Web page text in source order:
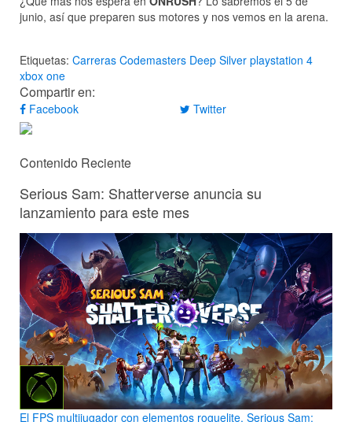
junio, así que preparen sus motores y nos vemos en la arena.
Etiquetas: Carreras Codemasters Deep Silver playstation 4
xbox one
Compartir en:
Facebook Twitter
Contenido Reciente
Serious Sam: Shatterverse anuncia su
lanzamiento para este mes
El FPS multijugador con elementos roguelite, Serious Sam: